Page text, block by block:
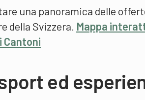
una panoramica delle
della Svizzera. Mappa
Cantoni
ed